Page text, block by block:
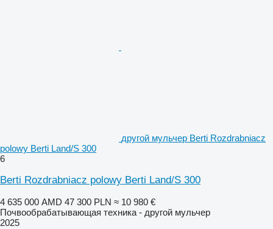
другой мульчер Berti Rozdrabniacz
polowy Berti Land/S 300
6
Berti Rozdrabniacz polowy Berti Land/S 300
4 635 000 AMD 47 300 PLN ≈ 10 980 €
Почвообрабатывающая техника - другой мульчер
2025